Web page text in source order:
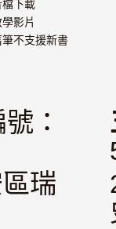
檔下載
影片
筆不支援新書
：
瑞